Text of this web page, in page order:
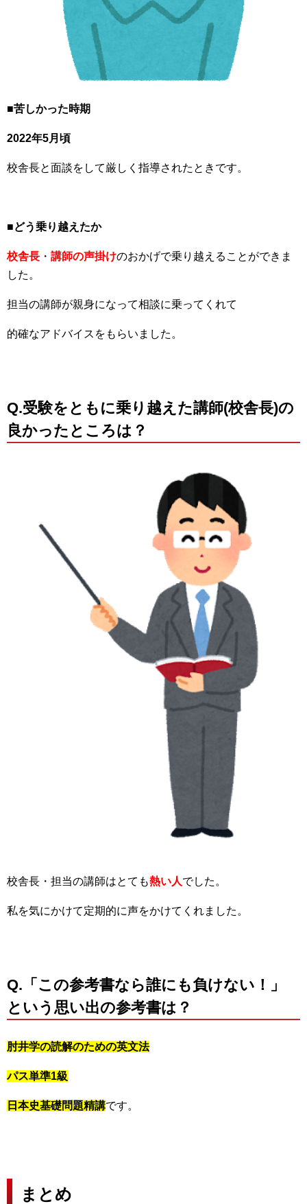
■苦しかった時期
2022年5月頃
校舎長と面談をして厳しく指導されたときです。
■どう乗り越えたか
校舎長 ・ 講師の声掛けのおかげで乗り越えることができま
した。
担当の講師が親身になって相談に乗ってくれて
的確なアドバイスをもらいました。
Q.受験をともに乗り越えた講師(校舎長)の
良かったところは？
校舎長・担当の講師はとても熱い人でした。
私を気にかけて定期的に声をかけてくれました。
Q.「この参考書なら誰にも負けない！」
という思い出の参考書は？
肘井学の読解のための英文法
パス単準1級
日本史基礎問題精講です。
まとめ